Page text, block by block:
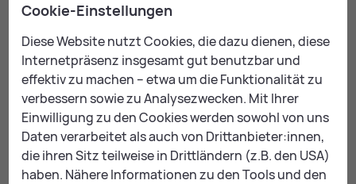
8700 Leoben
auf Kar­te an­zei­gen
Dienstag bis Freitag:09:00 - 17:00 Uhr
Cookie-Einstellungen
Diese Website nutzt Cookies, die dazu dienen, diese
Internetpräsenz insgesamt gut benutzbar und
effektiv zu machen – etwa um die Funktionalität zu
verbessern sowie zu Analysezwecken. Mit Ihrer
Einwilligung zu den Cookies werden sowohl von uns
Daten verarbeitet als auch von Drittanbieter:innen,
die ihren Sitz teilweise in Drittländern (z.B. den USA)
haben. Nähere Informationen zu den Tools und den